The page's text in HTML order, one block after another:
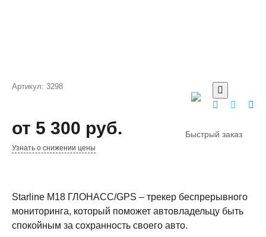
Артикул: 3298
от 5 300 руб. Быстрый заказ
Узнать о снижении цены
Starline M18 ГЛОНАСС/GPS – трекер беспрерывного
мониторинга, который поможет автовладельцу быть
спокойным за сохранность своего авто.